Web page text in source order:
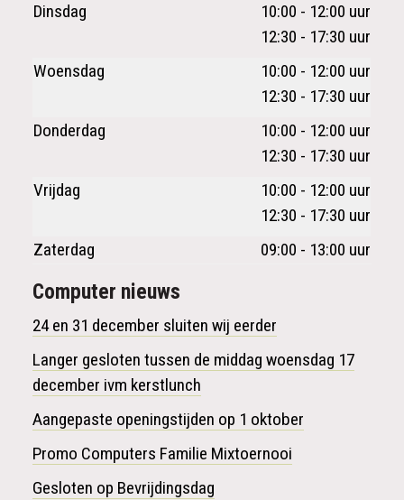
Dinsdag
10:00 - 12:00 uur
12:30 - 17:30 uur
Woensdag
10:00 - 12:00 uur
12:30 - 17:30 uur
Donderdag
10:00 - 12:00 uur
12:30 - 17:30 uur
Vrijdag
10:00 - 12:00 uur
12:30 - 17:30 uur
Zaterdag
09:00 - 13:00 uur
Computer nieuws
24 en 31 december sluiten wij eerder
Langer gesloten tussen de middag woensdag 17
december ivm kerstlunch
Aangepaste openingstijden op 1 oktober
Promo Computers Familie Mixtoernooi
Gesloten op Bevrijdingsdag